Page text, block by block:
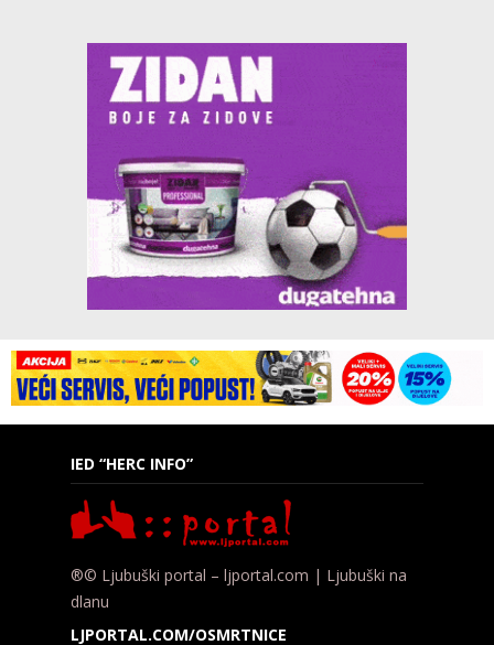
IED “HERC INFO”
®© Ljubuški portal – ljportal.com | Ljubuški na
dlanu
LJPORTAL.COM/OSMRTNICE